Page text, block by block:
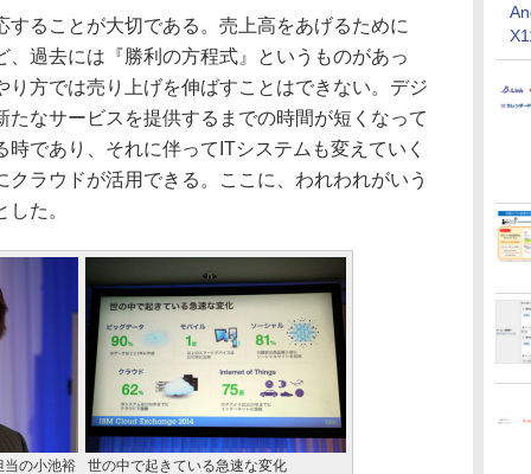
ることが大切である。売上高をあげるために
過去には『勝利の方程式』というものがあっ
り方では売り上げを伸ばすことはできない。デジ
なサービスを提供するまでの時間が短くなって
であり、それに伴ってITシステムも変えていく
ラウドが活用できる。ここに、われわれがいう
た。
当の小池裕 世の中で起きている急速な変化